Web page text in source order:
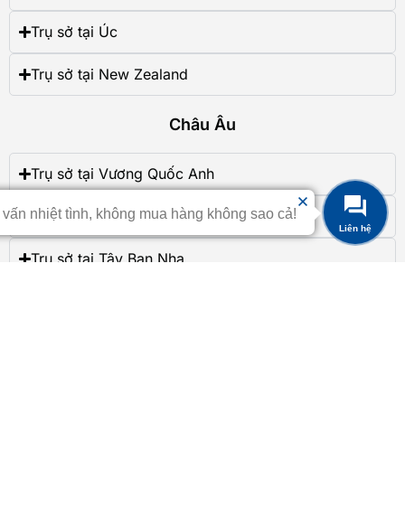
Trụ sở tại Úc
Trụ sở tại New Zealand
Châu Âu
Trụ sở tại Vương Quốc Anh
Trụ sở tại Thụy Điển
Trụ sở tại Tây Ban Nha
nhiệt tình, không mua hàng không sao cả!